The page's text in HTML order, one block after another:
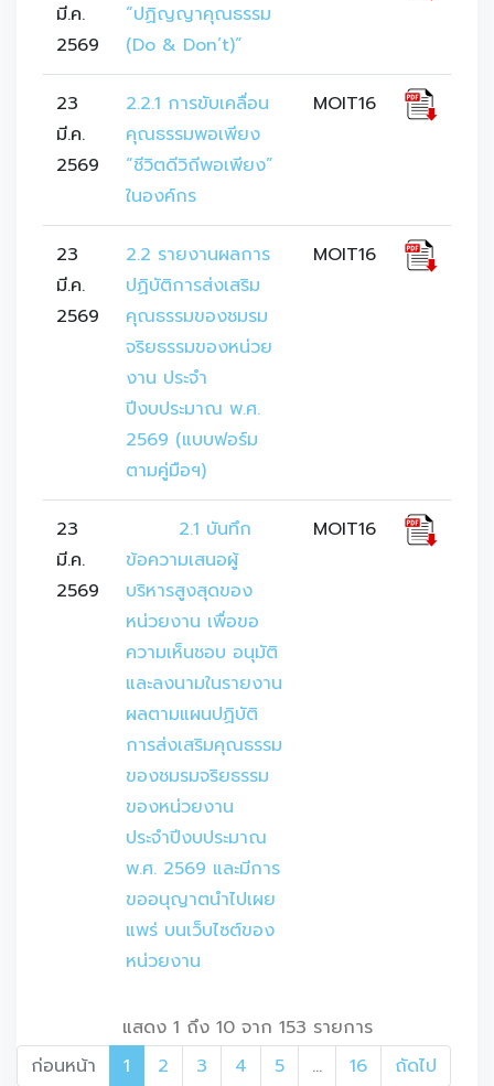
มี.ค.
2569
“ปฏิญญาคุณธรรม
(Do & Don’t)”
23
มี.ค.
2569
2.2.1 การขับเคลื่อน
คุณธรรมพอเพียง
“ชีวิตดีวิถีพอเพียง”
ในองค์กร
MOIT16
23
มี.ค.
2569
2.2 รายงานผลการ
ปฏิบัติการส่งเสริม
คุณธรรมของชมรม
จริยธรรมของหน่วย
งาน ประจำ
ปีงบประมาณ พ.ศ.
2569 (แบบฟอร์ม
ตามคู่มือฯ)
MOIT16
23
มี.ค.
2569
ข้อความเสนอผู้
บริหารสูงสุดของ
หน่วยงาน เพื่อขอ
ความเห็นชอบ อนุมัติ
และลงนามในรายงาน
ผลตามแผนปฏิบัติ
การส่งเสริมคุณธรรม
ของชมรมจริยธรรม
ของหน่วยงาน
ประจำปีงบประมาณ
พ.ศ. 2569 และมีการ
ขออนุญาตนำไปเผย
แพร่ บนเว็บไซต์ของ
หน่วยงาน
MOIT16
แสดง 1 ถึง 10 จาก 153 รายการ
ก่อนหน้า
1 2 3 4 5 … 16 ถัดไป